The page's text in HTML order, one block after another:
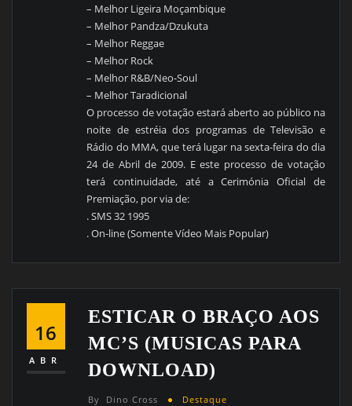
– Melhor Ligeira Moçambique
– Melhor Pandza/Dzukuta
– Melhor Reggae
– Melhor Rock
– Melhor R&B/Neo-Soul
– Melhor Taradicional
O processo de votação estará aberto ao público na
noite de estréia dos programas de Televisão e
Rádio do MMA, que terá lugar na sexta-feira do dia
24 de Abril de 2009. E este processo de votação
terá continuidade, até a Cerimónia Oficial de
Premiação, por via de:
. SMS 32 1995
. On-line (Somente Vídeo Mais Popular)
16
ABR
ESTICAR O BRAÇO AOS
MC’S (MUSICAS PARA
DOWNLOAD)
By Dino Cross Destaque